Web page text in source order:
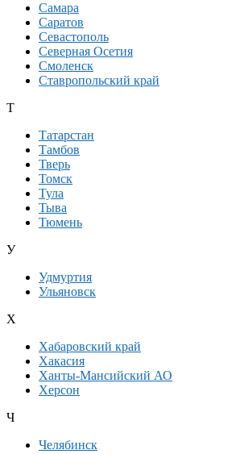
Самара
Саратов
Севастополь
Северная Осетия
Смоленск
Ставропольский край
Т
Татарстан
Тамбов
Тверь
Томск
Тула
Тыва
Тюмень
У
Удмуртия
Ульяновск
Х
Хабаровский край
Хакасия
Ханты-Мансийский АО
Херсон
Ч
Челябинск